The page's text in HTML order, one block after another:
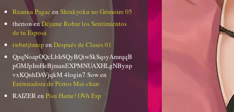
Reanna Pagac enShinkyoku no Grimoire 05
therionenDéjame Robar los Sentimientos
de tu Esposa
iwbntjtmop en Después de Clases 01
QpqNoapOQcLbIrSQyBQiwSkSqsyAmrqqB
pGMJpImHeBjmanEXPMNUAXHLgNBynp
vxKQnhDAVjqkM 4login7 Sowen
Entrenadora de Perros Mai-chan
RAIZERen Pisu Hame! OVA Esp